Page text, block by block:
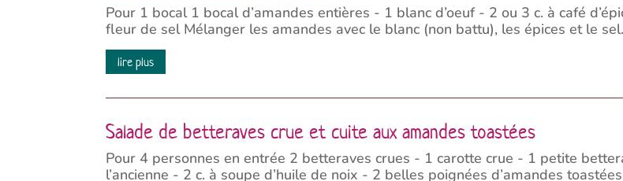
Pour 1 bocal 1 bocal d’amandes entières - 1 blanc d’oeuf - 2 ou 3 c. à café
fleur de sel Mélanger les amandes avec le blanc (non battu), les épices et le
lire plus
Salade de betteraves crue et cuite aux amandes toastées
Pour 4 personnes en entrée 2 betteraves crues - 1 carotte crue - 1 petite
l’ancienne - 2 c. à soupe d’huile de noix - 2 belles poignées d’amandes